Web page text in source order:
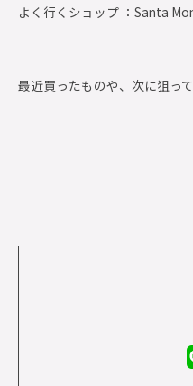
よく行くショップ ： Santa
最近買ったものや、次に狙っ